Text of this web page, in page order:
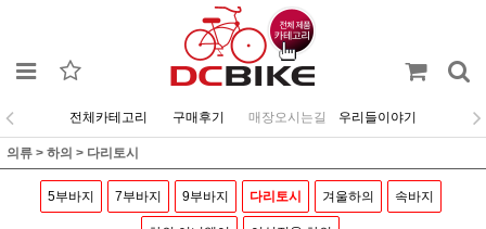
전체카테고리 구매후기 매장오시는길 우리들이야기
의류 > 하의 > 다리토시
5부바지 7부바지 9부바지 다리토시 겨울하의 속바지